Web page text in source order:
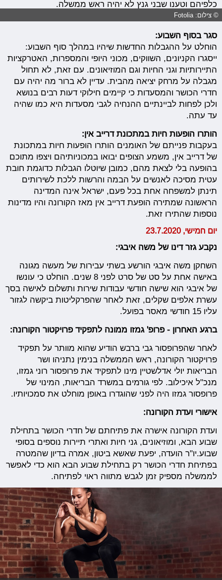
כלפיהם וטענו שבני גנץ לא יהיה ראש ממשלה.
© צילום: Fotolia
סגר בסוף השבוע:
הוחלט על ההגבלות החדשות שיהיו במהלך סוף השבוע:
ייסגרו הקניונים, השווקים, מכוני היופי והמספרות, האטרקציות
התיירותיות וגני החיות וגם המוזיאונים. עם זאת, לא תחול
מגבלה על מרחק יציאה מהבית. עדיין לא ברור מה יהיה עם
חדרי הכושר והמסעדות כי קיימים חילוקי דעות רבים בנושא
ולכן לפחות לביינתיים ההנחיה לגבי מסעדות היא כמו שהיה
עד עתה.
הותרו הופעות חיות במתכונת דרייב אין:
בעקבות פנייתם של האומנים הותרו הופעות חיות במתכונת
של דרייב אין, משמע הצופים יבואו במכוניותיהם ויצפו מתוכם
בהופעה בלי לצאת מהם, כמובן שיוטלו הגבלות כדוגמת חובת
עטית מסיכה לאנשים על הבמה והרשות ללכת לשירותים
תינתן למשפחה אחת בכל פעם, ישראל אינה המדינה
הראשונה שמתירה הופעת דרייב אין מאז הקורונה והיו מדינות
נוספות שהתירו זאת.
יום חמישי, 23.7.2020
נקבע גזר דינו של משה איבגי:
השחקן משה איבגי הורשע בשתי עבירות של מעשה מגונה
באישה אחת על סט של סרט לפני 8 שנים. הוחלט כי עונשו
של איבגי הוא שישה חודשי עבודות שירות ותשלום לאישה בסך
עשרת אלפים שקלים, זאת לאחר שהפרקליטות ביקשה לגזור
עליו 15 חודשי מאסר בפועל.
ברגע האחרון - פרופ' גמזו ממונה לתפקיד פרויקטור הקורונה:
לאחר שהפרופסור גבי ברבש הודיע שהוא מוותר על תפקיד
פרויקטור הקורונה, ראש הממשלה בנימין נתניהו ושר
הבריאות יולי אדלשטיין מינו לתפקיד את פרופסור רוני גמזו,
מנכ"ל איכילוב. לפי גורמים במשרד הבריאות, המינוי של
פרופסור גמזו היה לפני שהוגדרו באופן מוחלט את סמכויותיו.
אישורי ועדת הקורונה:
ועדת הקורונה אישרה את פתיחתם של חדרי הכושר בתחילת
שבוע הבא, ומוזיאונים, גני חיות ואתרי תיירות נוספים בסופי
שבוע.יו"ר הועדה, יפעת שאשא ביטון, אמרה בדיון שהמטרה
בפתיחת חדרי הכושר רק בתחילת שבוע הבא הוא כדי לאפשר
לממשלה מספיק זמן לגבש מתווה ראוי לפתיחה.